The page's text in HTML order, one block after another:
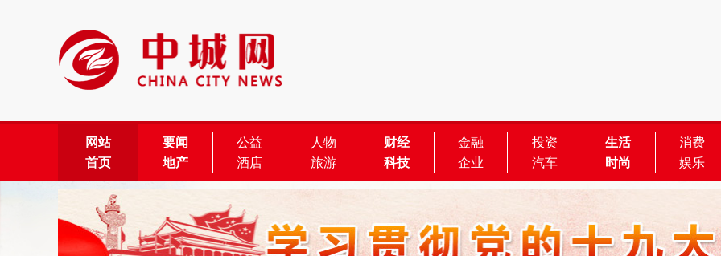
网站
首页
要闻 公益 人物 财经 金融 投资 生活
消费
地产
酒店 旅游 科技 企业 汽车 时尚 娱乐